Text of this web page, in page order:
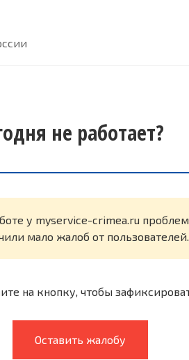
не работает?
у myservice-crimea.ru
мало жалоб от пользователей.
на кнопку, чтобы
Оставить жалобу